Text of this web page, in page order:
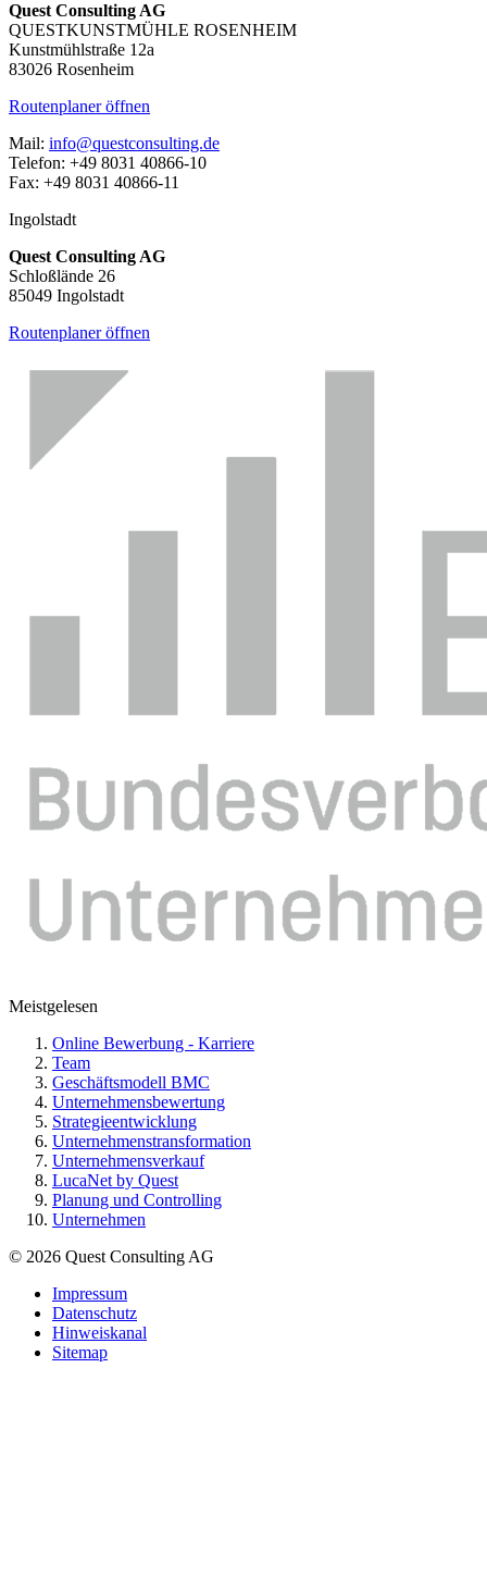
Quest Consulting AG
QUESTKUNSTMÜHLE ROSENHEIM
Kunstmühlstraße 12a
83026 Rosenheim
Routenplaner öffnen
Mail: info@questconsulting.de
Telefon: +49 8031 40866-10
Fax: +49 8031 40866-11
Ingolstadt
Quest Consulting AG
Schloßlände 26
85049 Ingolstadt
Routenplaner öffnen
Meistgelesen
Online Bewerbung - Karriere
Team
Geschäftsmodell BMC
Unternehmensbewertung
Strategieentwicklung
Unternehmenstransformation
Unternehmensverkauf
LucaNet by Quest
Planung und Controlling
Unternehmen
© 2026 Quest Consulting AG
Impressum
Datenschutz
Hinweiskanal
Sitemap